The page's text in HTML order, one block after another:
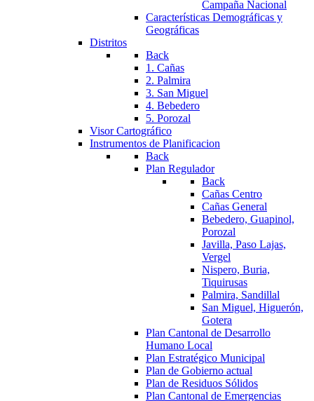
Campaña Nacional
Características Demográficas y
Geográficas
Distritos
Back
1. Cañas
2. Palmira
3. San Miguel
4. Bebedero
5. Porozal
Visor Cartográfico
Instrumentos de Planificacion
Back
Plan Regulador
Back
Cañas Centro
Cañas General
Bebedero, Guapinol,
Porozal
Javilla, Paso Lajas,
Vergel
Nispero, Buria,
Tiquirusas
Palmira, Sandillal
San Miguel, Higuerón,
Gotera
Plan Cantonal de Desarrollo
Humano Local
Plan Estratégico Municipal
Plan de Gobierno actual
Plan de Residuos Sólidos
Plan Cantonal de Emergencias